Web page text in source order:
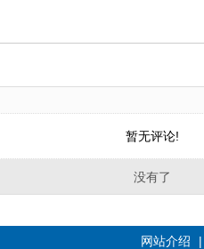
暂无评论!
没有了
网站介绍